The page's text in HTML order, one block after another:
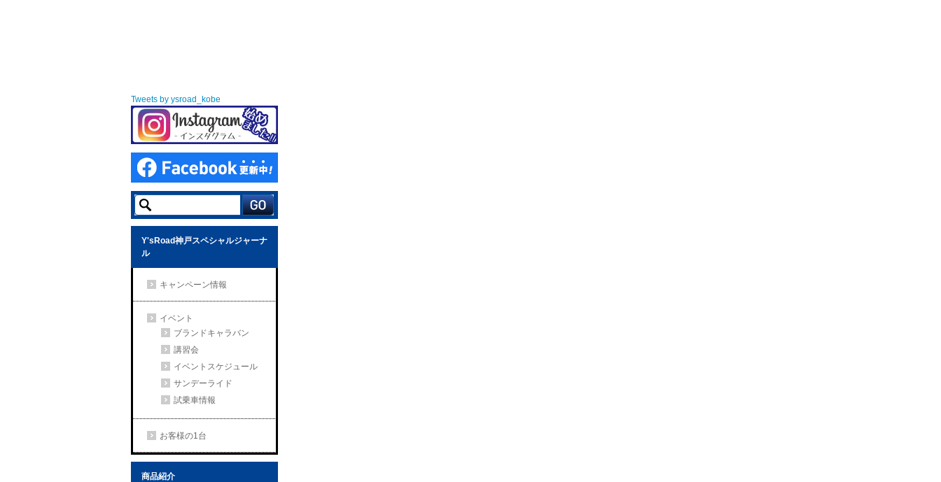
Tweets by ysroad_kobe
Y'sRoad神戸スペシャルジャーナ
ル
キャンペーン情報
イベント
ブランドキャラバン
講習会
イベントスケジュール
サンデーライド
試乗車情報
お客様の1台
商品紹介